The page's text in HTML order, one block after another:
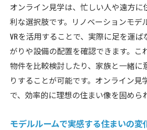
オンライン見学は、忙しい人や遠方に
利な選択肢です。リノベーションモデ
VRを活用することで、実際に足を運
がりや設備の配置を確認できます。こ
物件を比較検討したり、家族と一緒に
りすることが可能です。オンライン見
で、効率的に理想の住まい像を固めら
モデルルームで実感する住まいの変